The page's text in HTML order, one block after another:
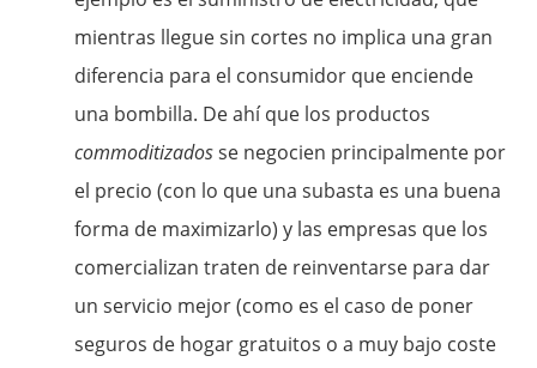
mientras llegue sin cortes no implica una gran
diferencia para el consumidor que enciende
una bombilla. De ahí que los productos
commoditizadosse negocien principalmente por
el precio (con lo que una subasta es una buena
forma de maximizarlo) y las empresas que los
comercializan traten de reinventarse para dar
un servicio mejor (como es el caso de poner
seguros de hogar gratuitos o a muy bajo coste